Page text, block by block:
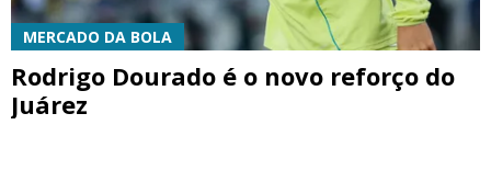
MERCADO DA BOLA
Rodrigo Dourado é o novo reforço do
Juárez